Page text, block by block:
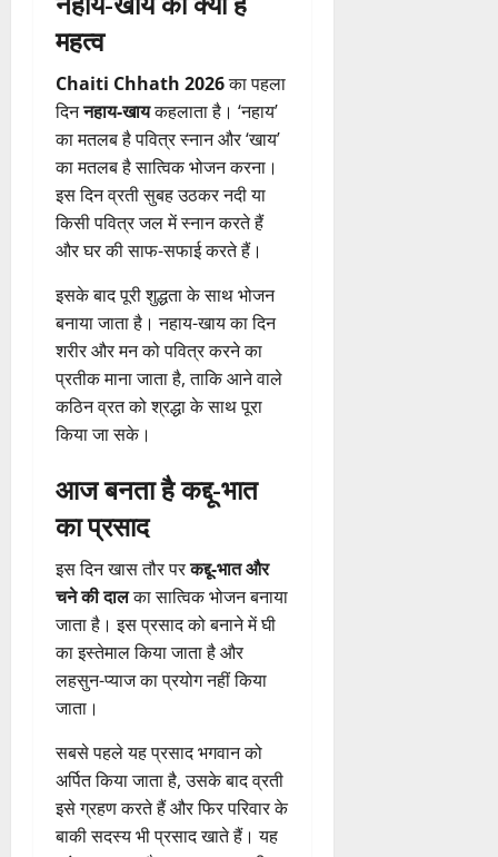
महत्व
Chaiti Chhath 2026का पहला
दिननहाय-खायकहलाता है। ‘नहाय’
का मतलब है पवित्र स्नान और ‘खाय’
का मतलब है सात्विक भोजन करना।
इस दिन व्रती सुबह उठकर नदी या
किसी पवित्र जल में स्नान करते हैं
और घर की साफ-सफाई करते हैं।
इसके बाद पूरी शुद्धता के साथ भोजन
बनाया जाता है। नहाय-खाय का दिन
शरीर और मन को पवित्र करने का
प्रतीक माना जाता है, ताकि आने वाले
कठिन व्रत को श्रद्धा के साथ पूरा
किया जा सके।
आज बनता है कद्दू-भात
का प्रसाद
इस दिन खास तौर परकद्दू-भात और
चने की दालका सात्विक भोजन बनाया
जाता है। इस प्रसाद को बनाने में घी
का इस्तेमाल किया जाता है और
लहसुन-प्याज का प्रयोग नहीं किया
जाता।
सबसे पहले यह प्रसाद भगवान को
अर्पित किया जाता है, उसके बाद व्रती
इसे ग्रहण करते हैं और फिर परिवार के
बाकी सदस्य भी प्रसाद खाते हैं। यह